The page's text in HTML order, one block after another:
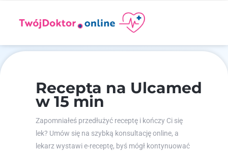
Recepta na Ulcamed
w 15 min
Zapomniałeś przedłużyć receptę i kończy Ci się
lek? Umów się na szybką konsultację online, a
lekarz wystawi e-receptę, byś mógł kontynuować